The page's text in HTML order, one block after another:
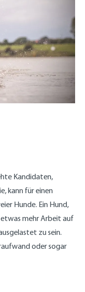
Kandidaten,
kann für einen
Hunde. Ein Hund,
mehr Arbeit auf
zu sein.
oder sogar